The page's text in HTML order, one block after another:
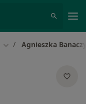
Zmień miasto
Agnieszka